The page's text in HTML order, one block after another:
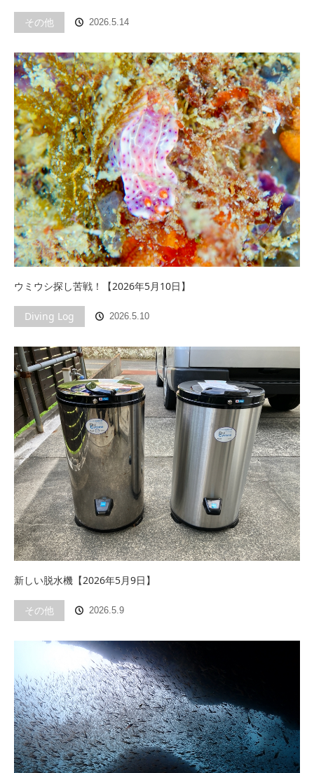
その他 2026.5.14
ウミウシ探し苦戦！【2026年5月10日】
Diving Log 2026.5.10
新しい脱水機【2026年5月9日】
その他 2026.5.9